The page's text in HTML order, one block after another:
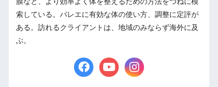
索している。バレエに有効な体の使い方、調整に定評が
ある。訪れるクライアントは、地域のみならず海外に及
ぶ。